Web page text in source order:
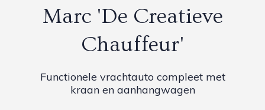
Marc 'De Creatieve
Chauffeur'
Functionele vrachtauto compleet met
kraan en aanhangwagen